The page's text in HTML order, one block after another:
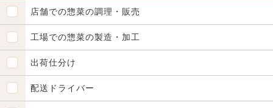
店舗での惣菜の調理・販売
工場での惣菜の製造・加工
出荷仕分け
配送ドライバー